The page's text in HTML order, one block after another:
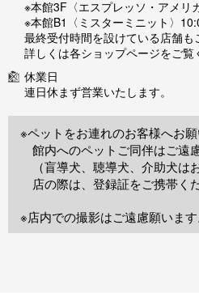
※本館3F〈エスプレッソ・アメリ
※本館B1〈ミスターミニット〉
最終受付時間を設けている店舗も
詳しくは各ショップページをご覧
休業日
連日休まず営業いたします。
※ペットをお連れのお客様へお
館内へのペットご同伴はご遠
（盲導犬、聴導犬、介助犬は
店の際は、登録証をご携帯く
※店内での撮影はご遠慮願います